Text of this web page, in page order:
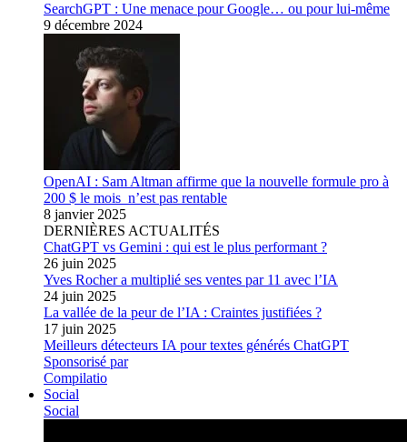
SearchGPT : Une menace pour Google… ou pour lui-même
9 décembre 2024
OpenAI : Sam Altman affirme que la nouvelle formule pro à
200 $ le mois n’est pas rentable
8 janvier 2025
DERNIÈRES ACTUALITÉS
ChatGPT vs Gemini : qui est le plus performant ?
26 juin 2025
Yves Rocher a multiplié ses ventes par 11 avec l’IA
24 juin 2025
La vallée de la peur de l’IA : Craintes justifiées ?
17 juin 2025
Meilleurs détecteurs IA pour textes générés ChatGPT
Sponsorisé par
Compilatio
Social
Social